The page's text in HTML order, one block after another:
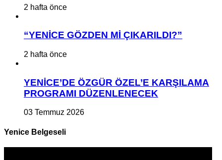
2 hafta önce
“YENİCE GÖZDEN Mİ ÇIKARILDI?”
2 hafta önce
YENİCE’DE ÖZGÜR ÖZEL’E KARŞILAMA
PROGRAMI DÜZENLENECEK
03 Temmuz 2026
Yenice Belgeseli